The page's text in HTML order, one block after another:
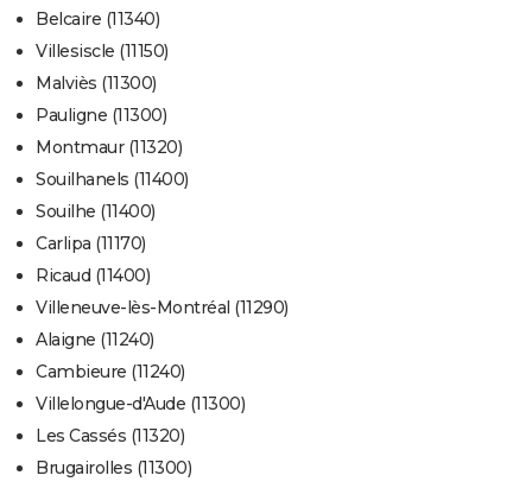
Belcaire (11340)
Villesiscle (11150)
Malviès (11300)
Pauligne (11300)
Montmaur (11320)
Souilhanels (11400)
Souilhe (11400)
Carlipa (11170)
Ricaud (11400)
Villeneuve-lès-Montréal (11290)
Alaigne (11240)
Cambieure (11240)
Villelongue-d'Aude (11300)
Les Cassés (11320)
Brugairolles (11300)